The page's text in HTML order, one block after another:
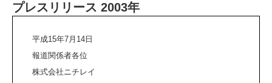
プレスリリース 2003年
平成15年7月14日
報道関係者各位
株式会社ニチレイ